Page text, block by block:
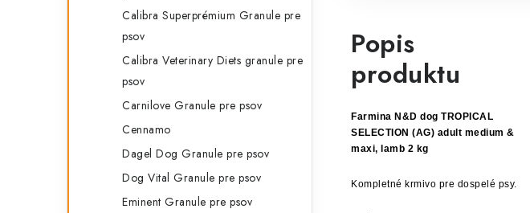
Calibra Superprémium Granule pre
psov
Calibra Veterinary Diets granule pre
psov
Carnilove Granule pre psov
Cennamo
Dagel Dog Granule pre psov
Dog Vital Granule pre psov
Eminent Granule pre psov
Popis
produktu
Farmina N&D dog TROPICAL
SELECTION (AG) adult medium &
maxi, lamb 2 kg
Kompletné krmivo pre dospelé psy.